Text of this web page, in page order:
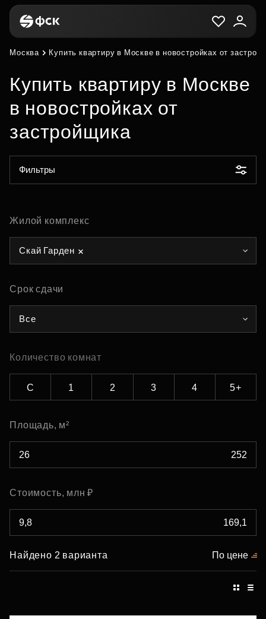
Москва Купить квартиру в Москве в новостройках от
Купить квартиру в Москве
в новостройках от
застройщика
Фильтры
Жилой комплекс
Скай Гарден
Срок сдачи
Все
Количество комнат
С 1 2 3 4 5+
Площадь, м²
Стоимость, млн ₽
Найдено 2 варианта По цене